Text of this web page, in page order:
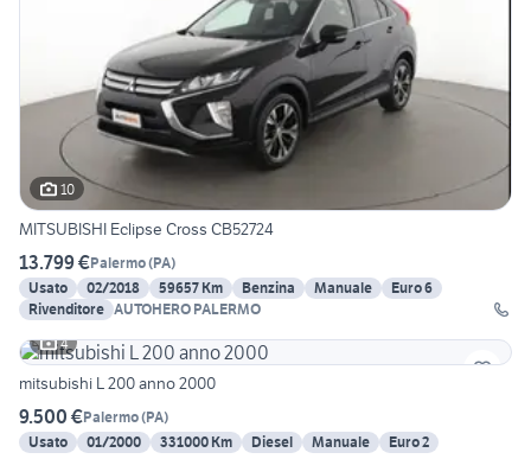
10
MITSUBISHI Eclipse Cross CB52724
13.799 €Palermo(PA)
Usato
02/2018 59657 Km Benzina Manuale
Euro 6
Rivenditore AUTOHERO PALERMO
4
mitsubishi L 200 anno 2000
9.500 €Palermo(PA)
Usato
01/2000 331000 Km Diesel Manuale
Euro 2